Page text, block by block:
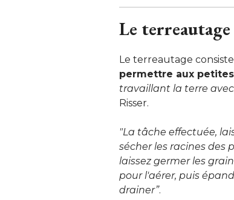
Le
Le terreautage
permettre aux
travaillant la terre
Risser.
"La tâche effectuée,
sécher les racines des
laissez germer les
pour l'aérer, puis
drainer”.